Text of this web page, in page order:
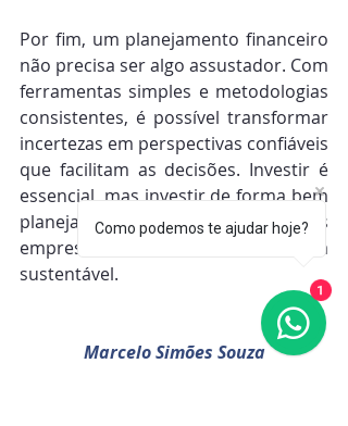
Por fim, um planejamento financeiro
não precisa ser algo assustador. Com
ferramentas simples e metodologias
consistentes, é possível transformar
incertezas em perspectivas confiáveis
que facilitam as decisões. Investir é
essencial, mas investir de forma bem
planejada é o que realmente faz as
empresas crescerem de maneira
sustentável.
Marcelo Simões Souza
Como podemos te ajudar hoje?
1